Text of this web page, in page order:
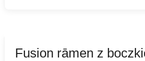
Fusion rāmen z